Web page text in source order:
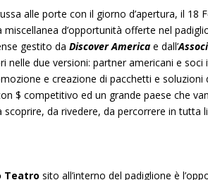
alle porte con il giorno d’apertura, il 18
miscellanea d’opportunità offerte nel
gestito daDiscoverAmerica e dall’
nelle due versioni: partner americani e
e creazione di pacchetti e soluzioni
$ competitivo ed un grande paese che
scoprire, da rivedere, da percorrere in tutta
Teatro sito all’interno del padiglione è